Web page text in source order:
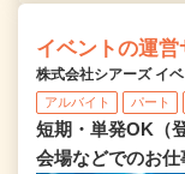
イベントの運営
株式会社シアーズ イ
アルバイト パート
短期・単発OK（
会場などでのお仕